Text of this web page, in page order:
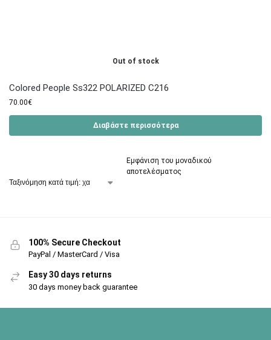
Out of stock
Colored People Ss322 POLARIZED C216
70.00€
Διαβάστε περισσότερα
Εμφάνιση του μοναδικού
αποτελέσματος
100% Secure Checkout
PayPal / MasterCard / Visa
Easy 30 days returns
30 days money back guarantee